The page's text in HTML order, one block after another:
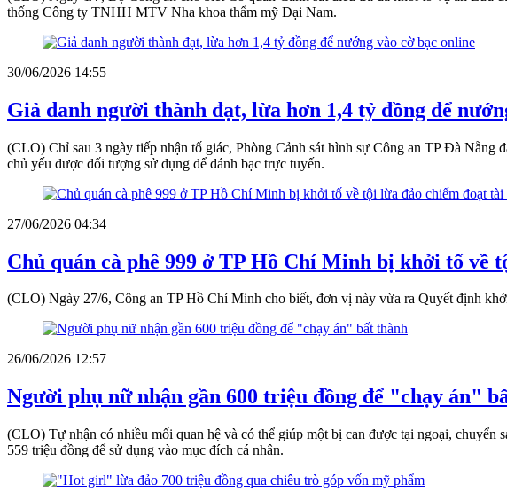
thống Công ty TNHH MTV Nha khoa thẩm mỹ Đại Nam.
30/06/2026 14:55
Giả danh người thành đạt, lừa hơn 1,4 tỷ đồng để
(CLO) Chỉ sau 3 ngày tiếp nhận tố giác, Phòng Cảnh sát hình sự Công an TP Đà
chủ yếu được đối tượng sử dụng để đánh bạc trực tuyến.
27/06/2026 04:34
Chủ quán cà phê 999 ở TP Hồ Chí Minh bị khởi tố về
(CLO) Ngày 27/6, Công an TP Hồ Chí Minh cho biết, đơn vị này vừa ra Quyết định
26/06/2026 12:57
Người phụ nữ nhận gần 600 triệu đồng để "chạy án"
(CLO) Tự nhận có nhiều mối quan hệ và có thể giúp một bị can được tại ngoại,
559 triệu đồng để sử dụng vào mục đích cá nhân.